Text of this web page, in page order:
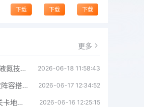
下载 下载 下载
更多
三角洲行动干员液氮技能效果详解 三角洲行动干员液氮技能介绍 2026-06-18 11:58:43
火线战姬T0强度阵容搭配推荐 火线战姬T0强度阵容哪个好 2026-06-17 12:34:52
失落城堡2隐藏关卡地图解锁指南 2026-06-16 12:25:15